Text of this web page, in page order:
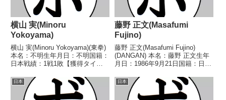
横山 実(Minoru
Yokoyama)
横山 実(Minoru Yokoyama)(東拳)
本名：不明生年月日：不明国籍：
日本戦績：1戦1敗【獲得タイト
●4R判定 (採点不明) 大野 善久
(横体)【補足情報】・戦績/戦歴は
判明済みのもののみ記載...
藤野 正文(Masafumi
Fujino)
藤野 正文(Masafumi Fujino)
(DANGAN) 本名：藤野 正文生年
月日：1986年9月21日国籍：日本
得タイトル】なし 【戦歴】
2007/12/24 ●4R判定 0-3(37-
39、3...
日本 日本